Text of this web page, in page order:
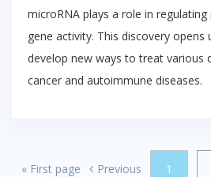
microRNA plays a role in
gene activity. This discovery
develop new ways to treat various
cancer and autoimmune diseases.
«First page Previous 1